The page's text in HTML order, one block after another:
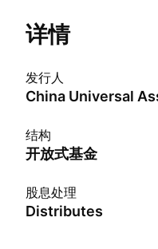
详情
发行人
结构
开放式基金
股息处理
Distributes